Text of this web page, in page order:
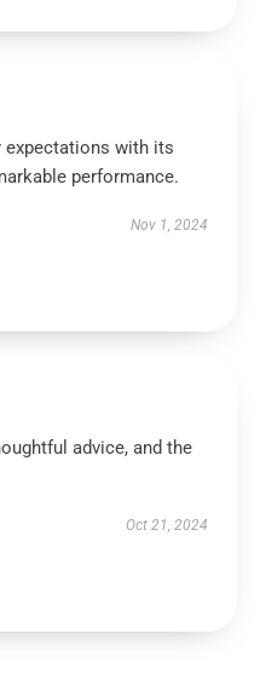
expectations with its
performance.
Nov 1, 2024
advice, and the
Oct 21, 2024